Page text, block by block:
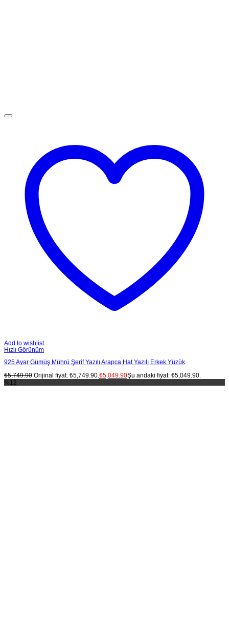
Add to wishlist
Hızlı Görünüm
925 Ayar Gümüş Mührü Şerif Yazılı Arapca Hat Yazılı Erkek Yüzük
₺5,749.90 Orijinal fiyat: ₺5,749.90. ₺5,049.90Şu andaki fiyat: ₺5,049.90.
%12